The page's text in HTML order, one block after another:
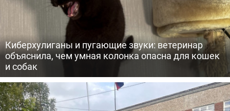
Киберхулиганы и пугающие звуки: ветеринар
объяснила, чем умная колонка опасна для кошек
и собак